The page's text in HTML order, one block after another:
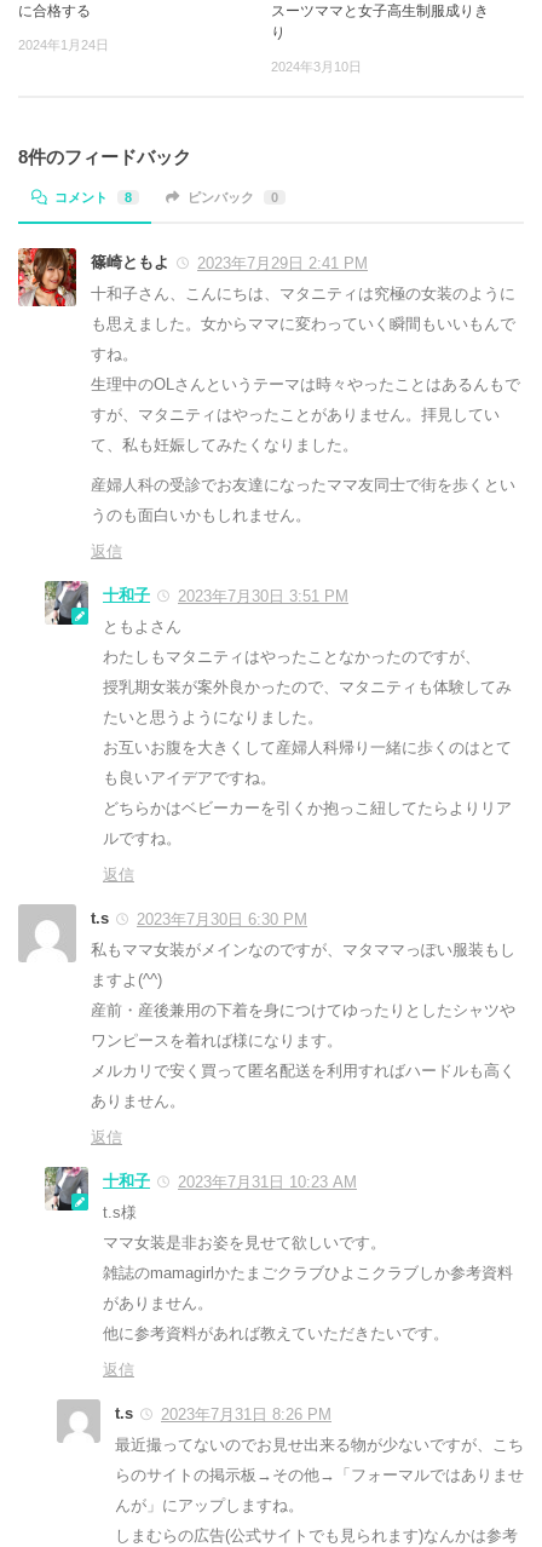
に合格する
2024年1月24日
スーツママと女子高生制服成りき
り
2024年3月10日
8件のフィードバック
コメント 8 ピンバック 0
篠崎ともよ
2023年7月29日 2:41 PM
十和子さん、こんにちは、マタニティは究極の女装のように
も思えました。女からママに変わっていく瞬間もいいもんで
すね。
生理中のOLさんというテーマは時々やったことはあるんもで
すが、マタニティはやったことがありません。拝見してい
て、私も妊娠してみたくなりました。
産婦人科の受診でお友達になったママ友同士で街を歩くとい
うのも面白いかもしれません。
返信
十和子
2023年7月30日 3:51 PM
ともよさん
わたしもマタニティはやったことなかったのですが、
授乳期女装が案外良かったので、マタニティも体験してみ
たいと思うようになりました。
お互いお腹を大きくして産婦人科帰り一緒に歩くのはとて
も良いアイデアですね。
どちらかはベビーカーを引くか抱っこ紐してたらよりリア
ルですね。
返信
t.s
2023年7月30日 6:30 PM
私もママ女装がメインなのですが、マタママっぽい服装もし
ますよ(^^)
産前・産後兼用の下着を身につけてゆったりとしたシャツや
ワンピースを着れば様になります。
メルカリで安く買って匿名配送を利用すればハードルも高く
ありません。
返信
十和子
2023年7月31日 10:23 AM
t.s様
ママ女装是非お姿を見せて欲しいです。
雑誌のmamagirlかたまごクラブひよこクラブしか参考資料
がありません。
他に参考資料があれば教えていただきたいです。
返信
t.s
2023年7月31日 8:26 PM
最近撮ってないのでお見せ出来る物が少ないですが、こち
らのサイトの掲示板→その他→「フォーマルではありませ
んが」にアップしますね。
しまむらの広告(公式サイトでも見られます)なんかは参考